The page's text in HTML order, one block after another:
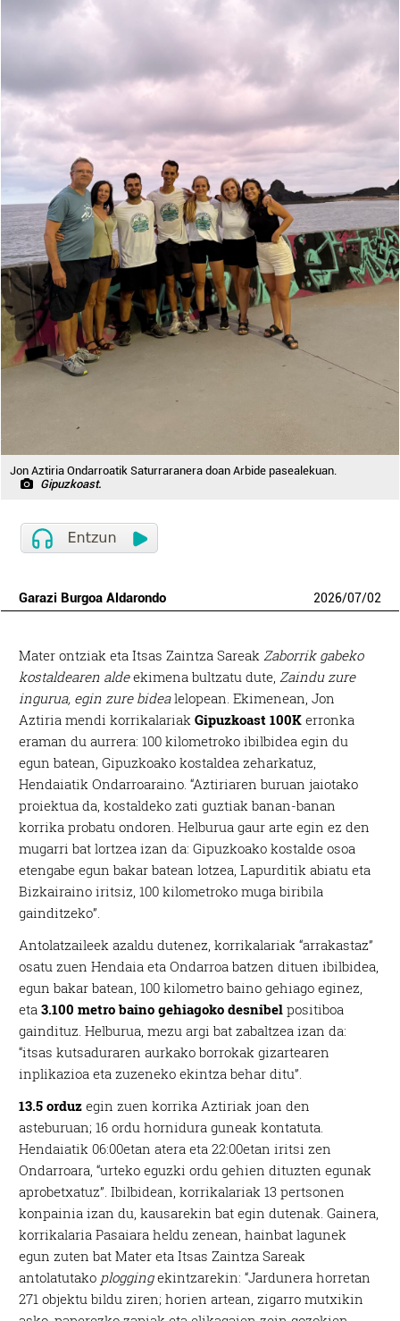
Jon Aztiria Ondarroatik Saturraranera doan Arbide pasealekuan.
Gipuzkoast.
Garazi Burgoa Aldarondo 2026/07/02
Mater ontziak eta Itsas Zaintza Sareak Zaborrik gabeko
kostaldearen aldeekimena bultzatu dute, Zaindu zure
ingurua, egin zure bidealelopean. Ekimenean, Jon
Aztiria mendi korrikalariak Gipuzkoast 100K erronka
eraman du aurrera: 100 kilometroko ibilbidea egin du
egun batean, Gipuzkoako kostaldea zeharkatuz,
Hendaiatik Ondarroaraino. “Aztiriaren buruan jaiotako
proiektua da, kostaldeko zati guztiak banan-banan
korrika probatu ondoren. Helburua gaur arte egin ez den
mugarri bat lortzea izan da: Gipuzkoako kostalde osoa
etengabe egun bakar batean lotzea, Lapurditik abiatu eta
Bizkairaino iritsiz, 100 kilometroko muga biribila
gainditzeko”.
Antolatzaileek azaldu dutenez, korrikalariak “arrakastaz”
osatu zuen Hendaia eta Ondarroa batzen dituen ibilbidea,
egun bakar batean, 100 kilometro baino gehiago eginez,
eta3.100 metro baino gehiagoko desnibel positiboa
gaindituz. Helburua, mezu argi bat zabaltzea izan da:
“itsas kutsaduraren aurkako borrokak gizartearen
inplikazioa eta zuzeneko ekintza behar ditu”.
13.5 orduz egin zuen korrika Aztiriak joan den
asteburuan; 16 ordu hornidura guneak kontatuta.
Hendaiatik 06:00etan atera eta 22:00etan iritsi zen
Ondarroara, “urteko eguzki ordu gehien dituzten egunak
aprobetxatuz”. Ibilbidean, korrikalariak 13 pertsonen
konpainia izan du, kausarekin bat egin dutenak. Gainera,
korrikalaria Pasaiara heldu zenean, hainbat lagunek
egun zuten bat Mater eta Itsas Zaintza Sareak
antolatutako ploggingekintzarekin: “Jardunera horretan
271 objektu bildu ziren; horien artean, zigarro mutxikin